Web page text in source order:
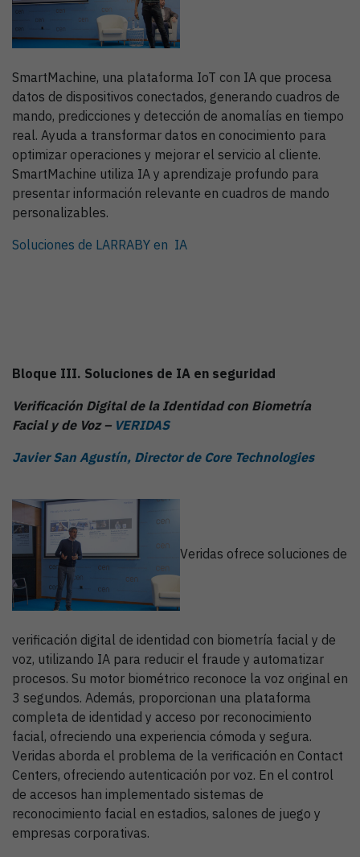
SmartMachine, una plataforma IoT con IA que procesa
datos de dispositivos conectados, generando cuadros de
mando, predicciones y detección de anomalías en tiempo
real. Ayuda a transformar datos en conocimiento para
optimizar operaciones y mejorar el servicio al cliente.
SmartMachine utiliza IA y aprendizaje profundo para
presentar información relevante en cuadros de mando
personalizables.
Soluciones de LARRABY en IA
Bloque III. Soluciones de IA en seguridad
Verificación Digital de la Identidad con Biometría
Facial y de Voz – VERIDAS
Javier San Agustín, Director de Core Technologies
Veridas ofrece soluciones de
verificación digital de identidad con biometría facial y de
voz, utilizando IA para reducir el fraude y automatizar
procesos. Su motor biométrico reconoce la voz original en
3 segundos. Además, proporcionan una plataforma
completa de identidad y acceso por reconocimiento
facial, ofreciendo una experiencia cómoda y segura.
Veridas aborda el problema de la verificación en Contact
Centers, ofreciendo autenticación por voz. En el control
de accesos han implementado sistemas de
reconocimiento facial en estadios, salones de juego y
empresas corporativas.